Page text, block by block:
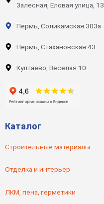
Залесная, Еловая улица, 13
Пермь, Соликамская 303а
Пермь, Стахановская 43
Култаево, Веселая 10
Каталог
Строительные материалы
Отделка и интерьер
ЛКМ, пена, герметики